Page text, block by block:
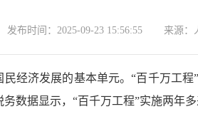
发布时间： 2025-09-23 15:56:55 来源：
民经济发展的基本单元。“百千万工
务数据显示，“百千万工程”实施两年